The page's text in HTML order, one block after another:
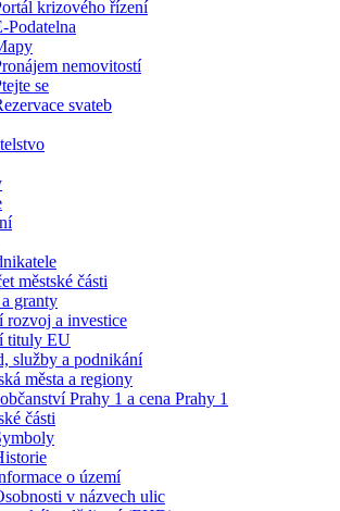
krizového řízení
Podatelna
nemovitostí
se
svateb
městské části
granty
rozvoj a investice
tituly EU
služby a podnikání
města a regiony
Prahy 1 a cena Prahy 1
části
o území
v názvech ulic